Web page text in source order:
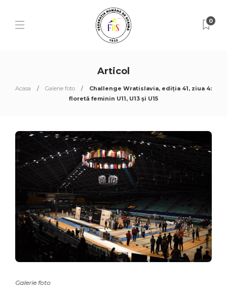
0
Articol
Acasa Galerie foto
Challenge Wratislavia, ediția 41, ziua 4:
floretă feminin U11, U13 și U15
Galerie foto